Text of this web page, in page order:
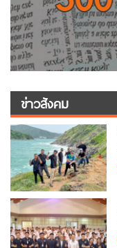
ข่าวสังคม